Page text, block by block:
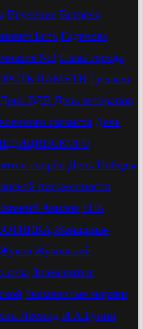
Вручение Встреча
Боть Гаденова
№3 Глава города
ПАМЯТИ Гусаков
День ВДВ День ветеранов
связиста День
и скорби День Победы
письменности
Авилов ЕНЬ
Женщины-
Жуковский
села Знаменитые
Знаменитые моряки
Леонид И.А.Бунин